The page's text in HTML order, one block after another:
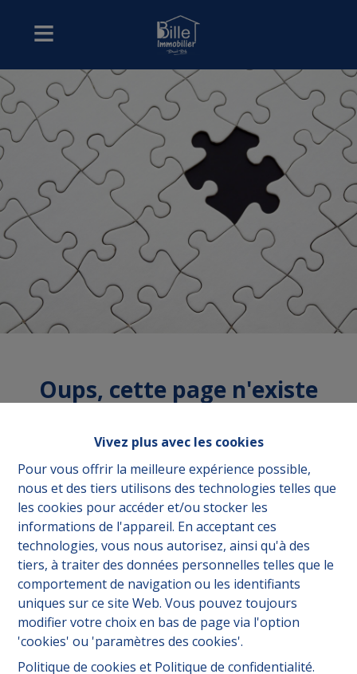
Vivez plus avec les cookies
Pour vous offrir la meilleure expérience possible,
nous et des tiers utilisons des technologies telles que
les cookies pour accéder et/ou stocker les
informations de l'appareil. En acceptant ces
technologies, vous nous autorisez, ainsi qu'à des
tiers, à traiter des données personnelles telles que le
comportement de navigation ou les identifiants
uniques sur ce site Web. Vous pouvez toujours
modifier votre choix en bas de page via l'option
'cookies' ou 'paramètres des cookies'.
Politique de cookies et Politique de confidentialité.
Oups, cette page n'existe
À acheter À Louer